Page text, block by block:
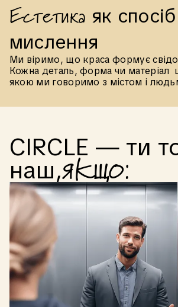
Естетика як спосіб
мислення
Ми віримо, що краса формує
Кожна деталь, форма чи матеріал
якою ми говоримо з містом і
CIRCLE — ти
наш,яkщо: